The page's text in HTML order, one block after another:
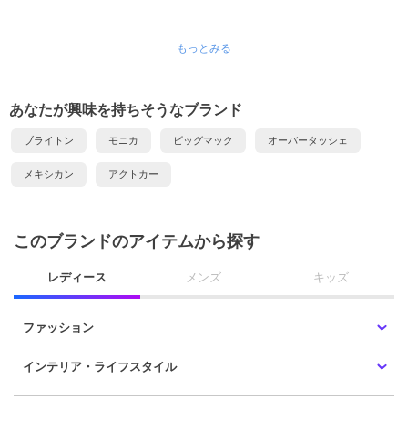
もっとみる
あなたが興味を持ちそうなブランド
ブライトン モニカ ビッグマック オーバータッシェ
メキシカン アクトカー
このブランドのアイテムから探す
レディース メンズ キッズ
ファッション
インテリア・ライフスタイル